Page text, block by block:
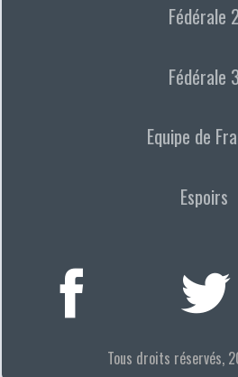
Fédérale 2
Fédérale 3
Equipe de
Espoirs
Tous droits réservés,